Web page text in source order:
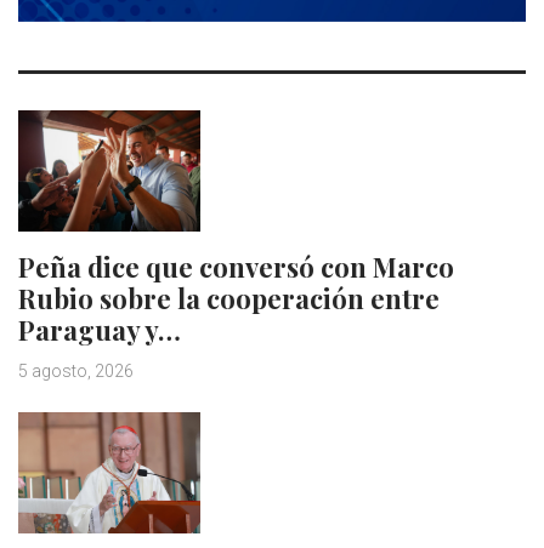
Peña dice que conversó con Marco
Rubio sobre la cooperación entre
Paraguay y…
5 agosto, 2026